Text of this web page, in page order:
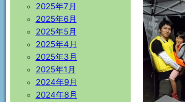
2025年7月
2025年6月
2025年5月
2025年4月
2025年3月
2025年1月
2024年9月
2024年8月